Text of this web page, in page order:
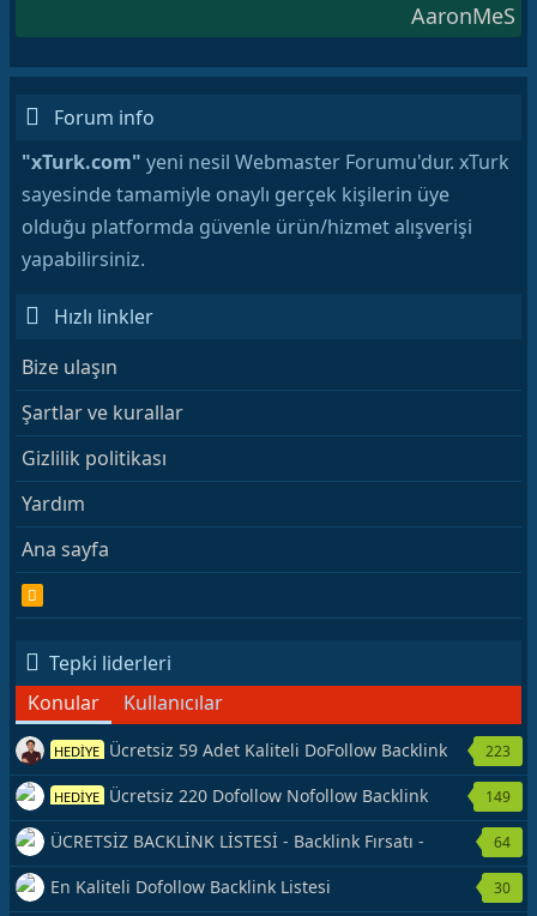
AaronMeS
Forum info
"xTurk.com" yeni nesil Webmaster Forumu'dur. xTurk
sayesinde tamamiyle onaylı gerçek kişilerin üye
olduğu platformda güvenle ürün/hizmet alışverişi
yapabilirsiniz.
Hızlı linkler
Bize ulaşın
Şartlar ve kurallar
Gizlilik politikası
Yardım
Ana sayfa
S
Tepki liderleri
Konular
Kullanıcılar
HEDİYE Ücretsiz 59 Adet Kaliteli DoFollow Backlink
Kaynağı Veriyorum.
223
HEDİYE Ücretsiz 220 Dofollow Nofollow Backlink
Veriyorum
149
ÜCRETSİZ BACKLİNK LİSTESİ - Backlink Fırsatı -
Hemen Yetiş!
64
En Kaliteli Dofollow Backlink Listesi 30